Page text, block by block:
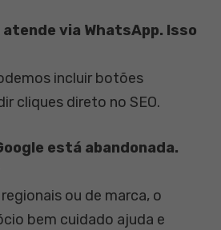
via WhatsApp. Isso
incluir botões
cliques direto no SEO.
está abandonada.
ou de marca, o
bem cuidado ajuda e